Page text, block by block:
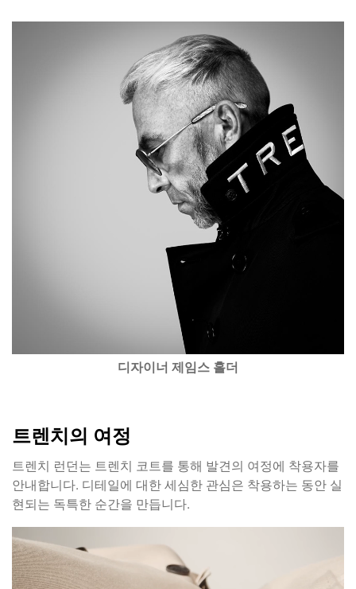
디자이너 제임스 홀더
트렌치의 여정
트렌치 런던는 트렌치 코트를 통해 발견의 여정에 착용자를
안내합니다. 디테일에 대한 세심한 관심은 착용하는 동안 실
현되는 독특한 순간을 만듭니다.
동
영
상